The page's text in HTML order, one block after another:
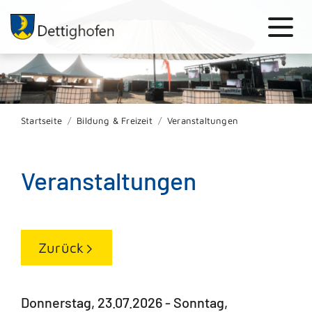
Startseite Bildung & Freizeit Veranstaltungen
Veranstaltungen
Zurück
Donnerstag, 23.07.2026- Sonntag,